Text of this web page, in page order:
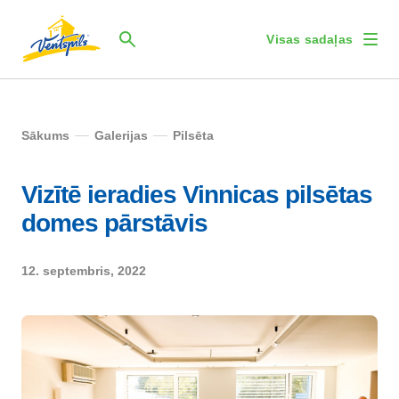
Visas sadaļas
Sākums Galerijas Pilsēta
Vizītē ieradies Vinnicas pilsētas
domes pārstāvis
12. septembris, 2022